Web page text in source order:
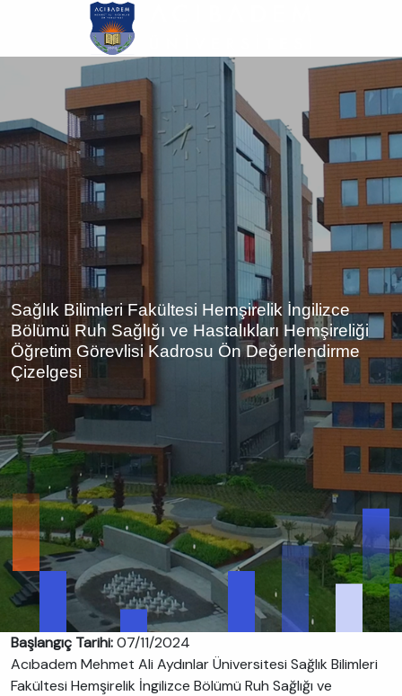
atla
Sağlık Bilimleri Fakültesi Hemşirelik İngilizce
Bölümü Ruh Sağlığı ve Hastalıkları Hemşireliği
Öğretim Görevlisi Kadrosu Ön Değerlendirme
Çizelgesi
Başlangıç Tarihi:07/11/2024
Acıbadem Mehmet Ali Aydınlar Üniversitesi Sağlık Bilimleri
Fakültesi Hemşirelik İngilizce Bölümü Ruh Sağlığı ve